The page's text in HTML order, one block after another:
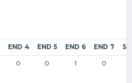
END 4 END 5 END 6 END 7
0 0 1 0